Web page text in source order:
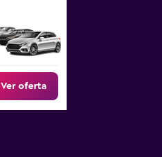
Ver oferta